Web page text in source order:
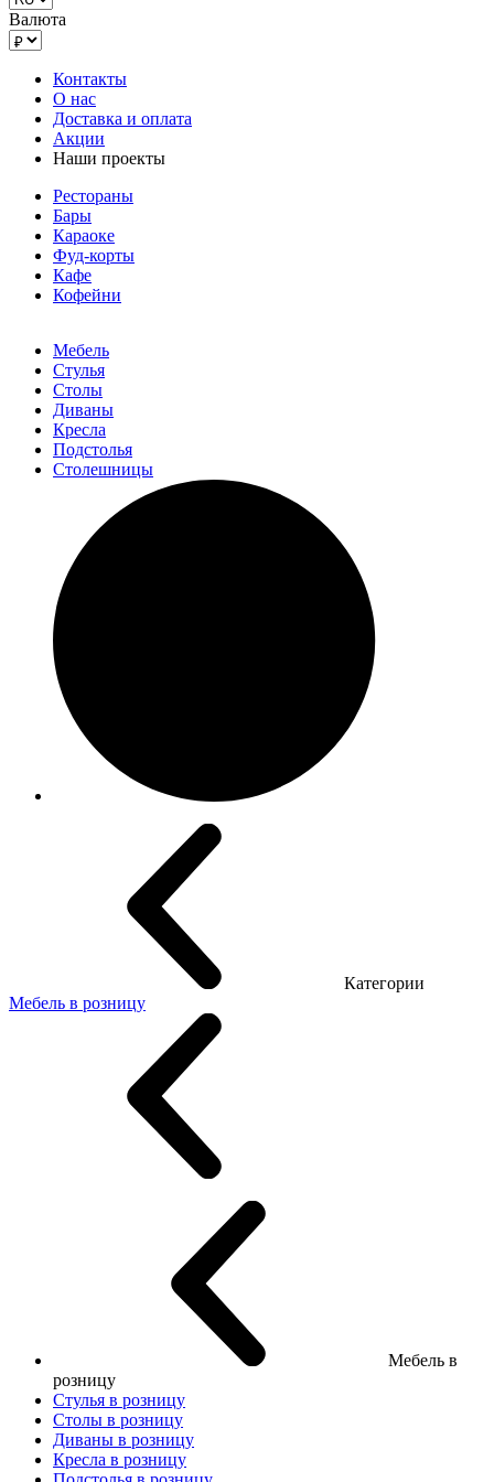
Валюта
Контакты
О нас
Доставка и оплата
Акции
Наши проекты
Рестораны
Бары
Караоке
Фуд-корты
Кафе
Кофейни
Мебель
Стулья
Столы
Диваны
Кресла
Подстолья
Столешницы
Категории
Мебель в розницу
Мебель в
розницу
Стулья в розницу
Столы в розницу
Диваны в розницу
Кресла в розницу